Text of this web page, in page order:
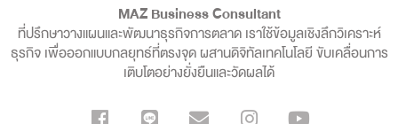
MAZ Business Consultant
ที่ปรึกษาวางแผนและพัฒนาธุรกิจการตลาด เราใช้ข้อมูลเชิงลึกวิเคราะห์
ธุรกิจ เพื่อออกแบบกลยุทธ์ที่ตรงจุด ผสานดิจิทัลเทคโนโลยี ขับเคลื่อนการ
เติบโตอย่างยั่งยืนและวัดผลได้